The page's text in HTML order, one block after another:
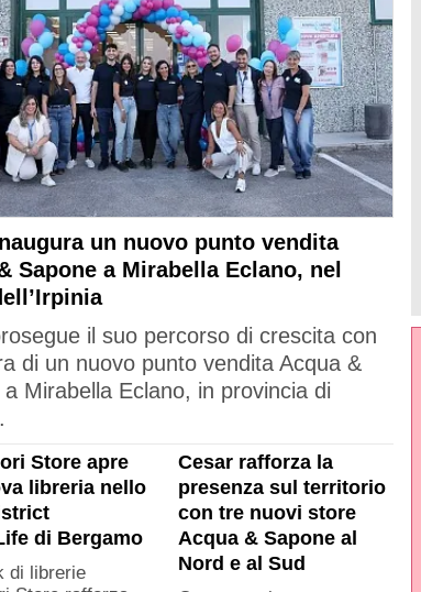
un nuovo punto vendita
Sapone a Mirabella Eclano, nel
il suo percorso di crescita con
di un nuovo punto vendita Acqua &
a Mirabella Eclano, in provincia di
Store apre
libreria nello
di Bergamo
di librerie
Cesar rafforza la
presenza sul territorio
con tre nuovi store
Acqua & Sapone al
Nord e al Sud